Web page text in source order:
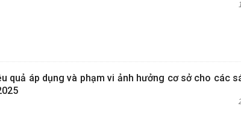
quả áp dụng và phạm vi ảnh hưởng cơ sở cho các